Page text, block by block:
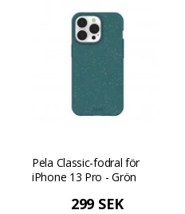
Pela Classic-fodral för
iPhone 13 Pro - Grön
299 SEK